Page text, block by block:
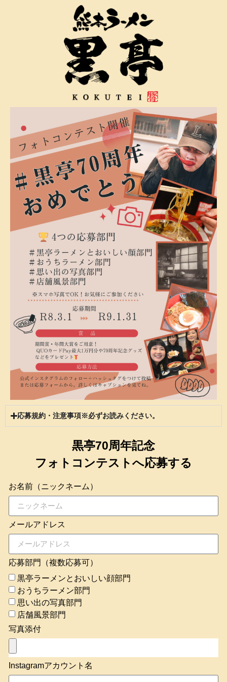
応募規約・注意事項※必ずお読みください。
黒亭70周年記念
フォトコンテストへ応募する
お名前（ニックネーム）
メールアドレス
応募部門（複数応募可）
黒亭ラーメンとおいしい顔部門
おうちラーメン部門
思い出の写真部門
店舗風景部門
写真添付
Instagramアカウント名